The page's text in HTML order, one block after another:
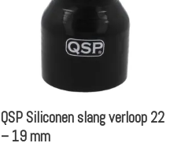
QSP Siliconen slang verloop 22
– 19 mm